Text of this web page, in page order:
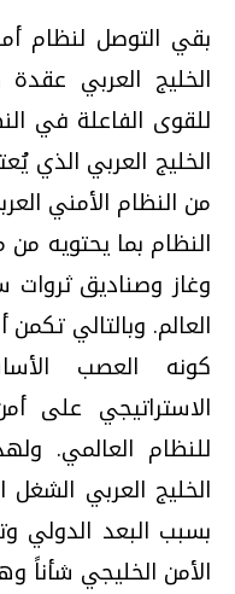
بقي التوصل لنظام
الخليج العربي
للقوى الفاعلة في
الخليج العربي الذي
من النظام الأمني
النظام بما يحتويه
وغاز وصناديق ثروات
العالم. وبالتالي
كونه العصب
الاستراتيجي على
للنظام العالمي.
الخليج العربي
بسبب البعد الدولي
الأمن الخليجي شأناً